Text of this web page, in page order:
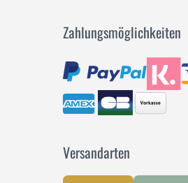
Zahlungsmöglichkeiten
Versandarten